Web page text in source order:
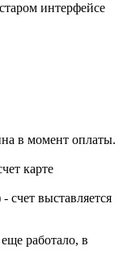
интерфейсе
в момент оплаты.
карте
счет выставляется
работало, в